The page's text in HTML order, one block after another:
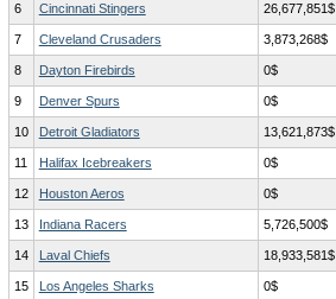
6 Cincinnati Stingers 26,677,851$
7 Cleveland Crusaders 3,873,268$
8 Dayton Firebirds 0$
9 Denver Spurs 0$
10 Detroit Gladiators 13,621,873$
11 Halifax Icebreakers 0$
12 Houston Aeros 0$
13 Indiana Racers 5,726,500$
14 Laval Chiefs 18,933,581$
15 Los Angeles Sharks 0$